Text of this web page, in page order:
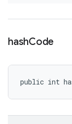
hashCode
public int